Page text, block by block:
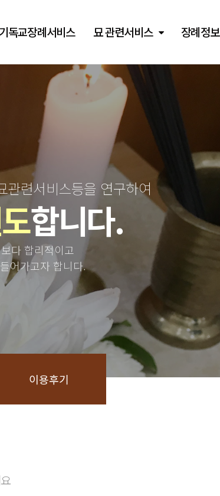
기독교장례서비스 묘 관련서비스 장례정보
관련서비스등을 연구하여
합니다.
다 합리적이고
어가고자 합니다.
이용후기